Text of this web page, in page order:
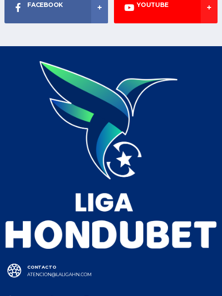
FACEBOOK YOUTUBE
CONTACTO
ATENCION@LALIGAHN.COM